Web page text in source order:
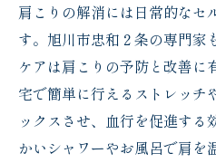
肩こりの解消には日常的なセ
す。旭川市忠和２条の専門家
ケアは肩こりの予防と改善に
宅で簡単に行えるストレッチ
ックスさせ、血行を促進する
かいシャワーやお風呂で肩を